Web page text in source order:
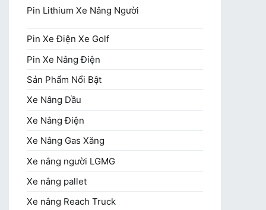
Pin Lithium Xe Nâng Người
Pin Xe Điện Xe Golf
Pin Xe Nâng Điện
Sản Phẩm Nổi Bật
Xe Nâng Dầu
Xe Nâng Điện
Xe Nâng Gas Xăng
Xe nâng người LGMG
Xe nâng pallet
Xe nâng Reach Truck